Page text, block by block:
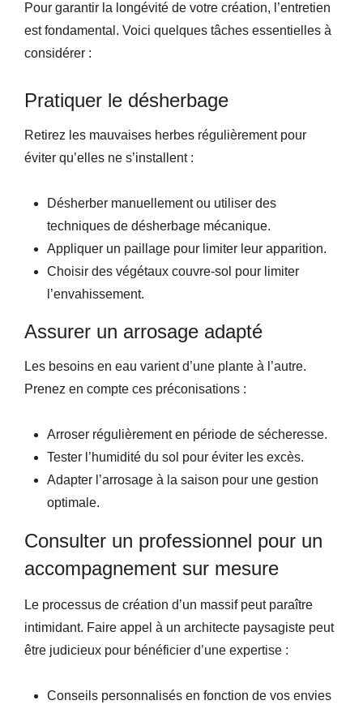
Pour garantir la longévité de votre création, l’entretien
est fondamental. Voici quelques tâches essentielles à
considérer :
Pratiquer le désherbage
Retirez les mauvaises herbes régulièrement pour
éviter qu’elles ne s’installent :
Désherber manuellement ou utiliser des
techniques de désherbage mécanique.
Appliquer un paillage pour limiter leur apparition.
Choisir des végétaux couvre-sol pour limiter
l’envahissement.
Assurer un arrosage adapté
Les besoins en eau varient d’une plante à l’autre.
Prenez en compte ces préconisations :
Arroser régulièrement en période de sécheresse.
Tester l’humidité du sol pour éviter les excès.
Adapter l’arrosage à la saison pour une gestion
optimale.
Consulter un professionnel pour un
accompagnement sur mesure
Le processus de création d’un massif peut paraître
intimidant. Faire appel à un architecte paysagiste peut
être judicieux pour bénéficier d’une expertise :
Conseils personnalisés en fonction de vos envies